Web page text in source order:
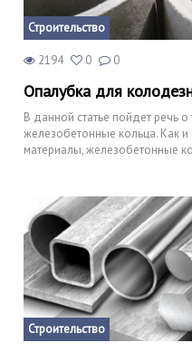
Строительство
2194 0 0
Опалубка для
В данной статье пойдет речь о
железобетонные кольца. Как и
материалы, железобетонные
Строительство